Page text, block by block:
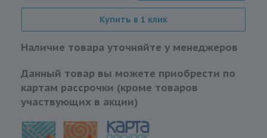
Купить в 1 клик
Наличие товара уточняйте у менеджеров
Данный товар вы можете приобрести по
картам рассрочки (кроме товаров
участвующих в акции)